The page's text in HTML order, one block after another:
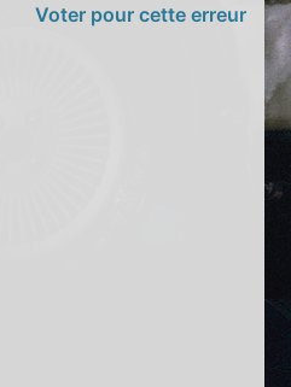
Voter pour cette erreur